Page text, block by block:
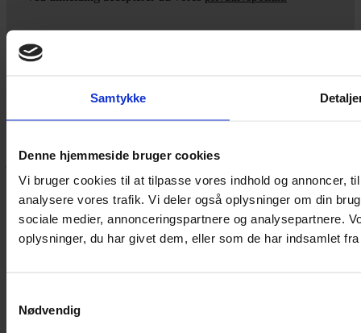
Samtykke
Denne hjemmeside bruger cookies
Vi bruger cookies til at tilpasse vores indhold og annoncer,
analysere vores trafik. Vi deler også oplysninger om din
sociale medier, annonceringspartnere og analysepartnere.
oplysninger, du har givet dem, eller som de har indsamlet
Nødvendig
jeg dig på vej.
Vestergade 12 6270, Tønder
60 51 96 50
post@yarneverywear.dk
CVR 43041649